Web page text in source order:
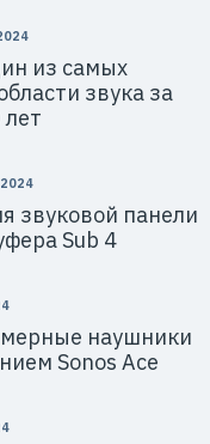
из самых
звука за
звуковой панели
Sub 4
наушники
Sonos Ace